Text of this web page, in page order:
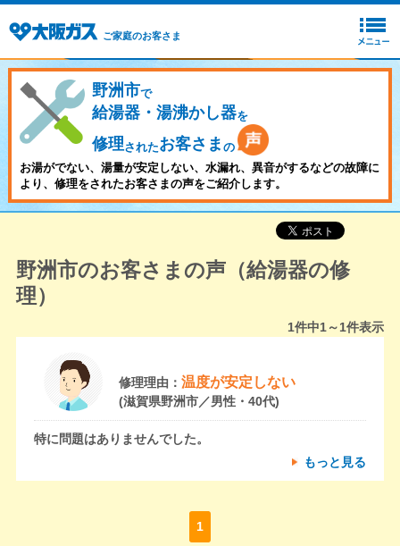
ご家庭のお客さま
野洲市で
給湯器・湯沸かし器を
修理されたお客さま の
お湯がでない、湯量が安定しない、水漏れ、異音がするなどの故障に
より、修理をされたお客さまの声をご紹介します。
野洲市のお客さまの声（給湯器の修
理）
1件中1～1件表示
修理理由： 温度が安定しない
(滋賀県野洲市／男性・40代)
特に問題はありませんでした。
もっと見る
1